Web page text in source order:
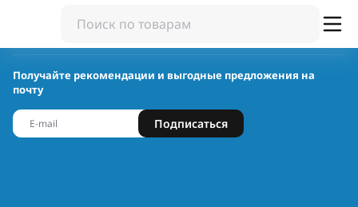
Получайте рекомендации и выгодные предложения на
почту
Подписаться